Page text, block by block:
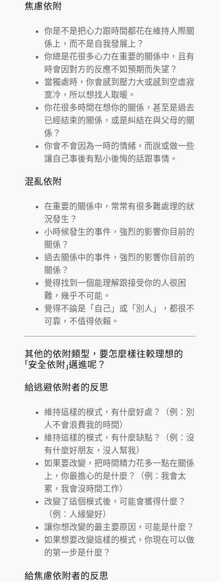
焦慮依附
你是不是把心力跟時間都花在維持人際關
係上，而不是自我發展上？
你總是花很多心力在重要的關係中，且有
時會因對方的反應不如預期而失望？
當獨處時，你會感到壓力大或感到空虛寂
寞冷，所以想找人取暖。
你花很多時間在想你的關係，甚至是過去
已經結束的關係，或是糾結在與父母的關
係？
你會不會因為一時的情緒，而說或做一些
讓自己事後有點小後悔的話跟事情。
混亂依附
在重要的關係中，常常有很多難處理的狀
況發生？
小時候發生的事件，強烈的影響你目前的
關係？
過去關係中的事件，強烈的影響你目前的
關係？
覺得找到一個能理解跟接受你的人很困
難，幾乎不可能。
覺得不論是「自己」或「別人」，都很不
可靠，不值得依賴。
其他的依附類型，要怎麼樣往較理想的
「安全依附」邁進呢？
給逃避依附者的反思
維持這樣的模式，有什麼好處？（例：別
人不會浪費我的時間）
維持這樣的模式，有什麼缺點？（例：沒
有什麼好朋友，沒人幫我）
如果要改變，把時間精力花多一點在關係
上，你最擔心的是什麼？（例：我會太
累，我會沒時間工作）
改變了這個模式後，可能會獲得什麼？
（例：人緣變好）
讓你想改變的最主要原因，可能是什麼？
如果想要改變這樣的模式，你現在可以做
的第一步是什麼？
給焦慮依附者的反思